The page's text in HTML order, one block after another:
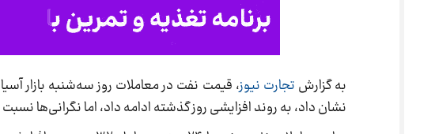
به گزارش تجارت نیوز، قیمت نفت در معاملات روز سه‌شنبه بازار
نشان داد، به روند افزایشی روز گذشته ادامه داد، اما نگرانی‌ها